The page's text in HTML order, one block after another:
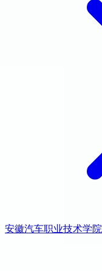
安徽汽车职业技术学院